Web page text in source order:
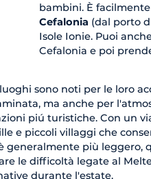
bambini. È
Cefalonia (dal porto
Isole Ionie. Puoi
Cefalonia e poi
sono noti per le loro
ma anche per
piú turistiche. Con un
e piccoli villaggi che
generalmente più leggero,
le difficoltà legate al
durante l'estate.